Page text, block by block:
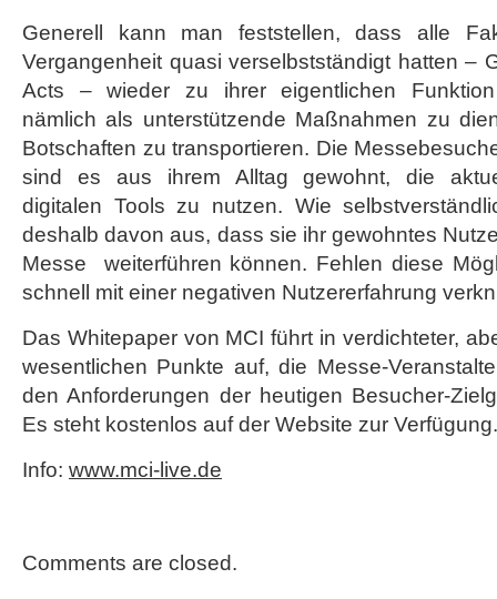
Generell kann man feststellen, dass alle
Vergangenheit quasi verselbstständigt hatten –
Acts – wieder zu ihrer eigentlichen
nämlich als unterstützende Maßnahmen zu
Botschaften zu transportieren. Die
sind es aus ihrem Alltag gewohnt, die
digitalen Tools zu nutzen. Wie
deshalb davon aus, dass sie ihr gewohntes
Messe weiterführen können. Fehlen diese
schnell mit einer negativen Nutzererfahrung
Das Whitepaper von MCI führt in verdichteter,
wesentlichen Punkte auf, die Messe-
den Anforderungen der heutigen Besucher-
Es steht kostenlos auf der Website zur Verfügung.
Info: www.mci-live.de
Comments are closed.